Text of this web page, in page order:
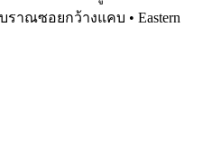
ราณซอยกว้างแคบ • Eastern